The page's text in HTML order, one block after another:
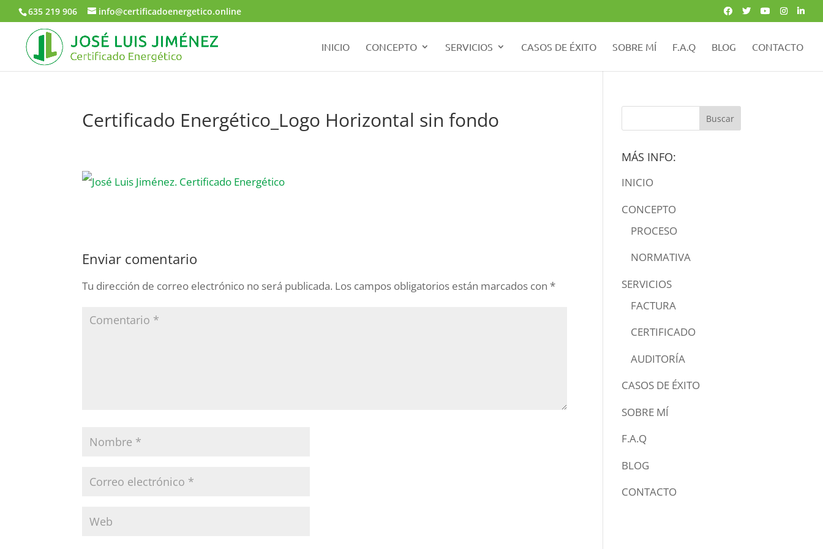
635 219 906 info@certificadoenergetico.online
INICIO CONCEPTO SERVICIOS CASOS DE ÉXITO SOBRE MÍ F.A.Q BLOG CONTACTO
Certificado Energético_Logo Horizontal sin fondo
Enviar comentario
Tu dirección de correo electrónico no será publicada. Los campos obligatorios están marcados con*
MÁS INFO:
INICIO
CONCEPTO
PROCESO
NORMATIVA
SERVICIOS
FACTURA
CERTIFICADO
AUDITORÍA
CASOS DE ÉXITO
SOBRE MÍ
F.A.Q
BLOG
CONTACTO